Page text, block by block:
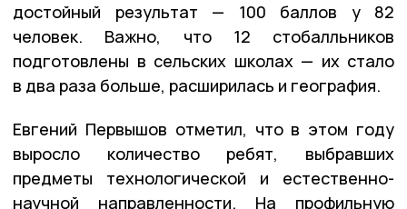
достойный результат — 100 баллов у 82
человек. Важно, что 12 стобалльников
подготовлены в сельских школах — их стало
в два раза больше, расширилась и география.
Евгений Первышов отметил, что в этом году
выросло количество ребят, выбравших
предметы технологической и естественно-
научной направленности. На профильную